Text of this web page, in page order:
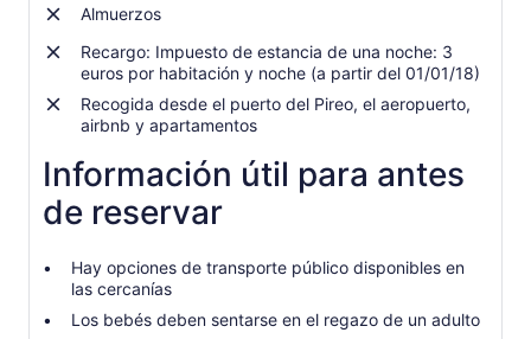
más
bajo
Almuerzos
Recargo: Impuesto de estancia de una noche: 3
euros por habitación y noche (a partir del 01/01/18)
Recogida desde el puerto del Pireo, el aeropuerto,
airbnb y apartamentos
Información útil para antes
de reservar
Hay opciones de transporte público disponibles en
las cercanías
Los bebés deben sentarse en el regazo de un adulto